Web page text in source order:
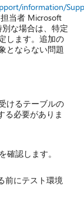
information/
当者 Microsoft
な場合は、特定
します。追加の
とならない問題
けるテーブルの
る必要がありま
確認します。
前にテスト環境